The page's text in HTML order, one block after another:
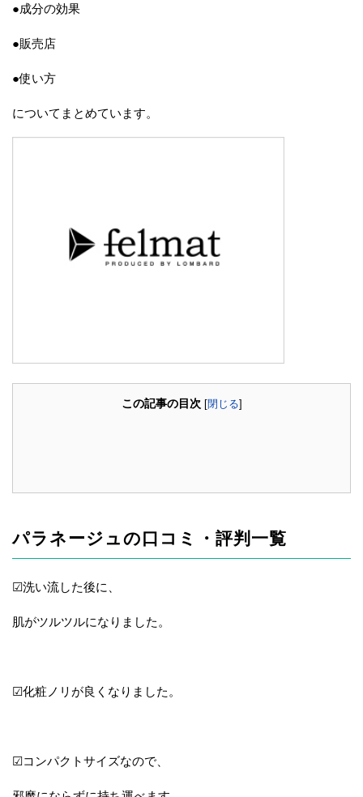
●成分の効果
●販売店
●使い方
についてまとめています。
この記事の目次 [閉じる]
パラネージュの口コミ・評判一覧
☑洗い流した後に、
肌がツルツルになりました。
☑化粧ノリが良くなりました。
☑コンパクトサイズなので、